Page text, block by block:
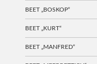
BEET „BOSKOP“
BEET „KURT“
BEET „MANFRED“